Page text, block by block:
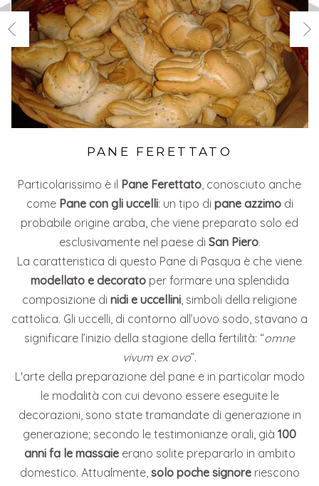
PANE FERETTATO
Particolarissimo è il Pane Ferettato, conosciuto anche
come Pane con gli uccelli: un tipo di pane azzimodi
probabile origine araba, che viene preparato solo ed
esclusivamente nel paese di San Piero.
La caratteristica di questo Pane di Pasqua è che viene
modellato e decoratoper formare una splendida
composizione di nidi e uccellini, simboli della religione
cattolica. Gli uccelli, di contorno all’uovo sodo, stavano a
significare l’inizio della stagione della fertilità: “omne
vivum ex ovo”.
L'arte della preparazione del pane e in particolar modo
le modalità con cui devono essere eseguite le
decorazioni, sono state tramandate di generazione in
generazione; secondo le testimonianze orali, già 100
anni fa le massaieerano solite prepararlo in ambito
domestico. Attualmente, solo poche signoreriescono